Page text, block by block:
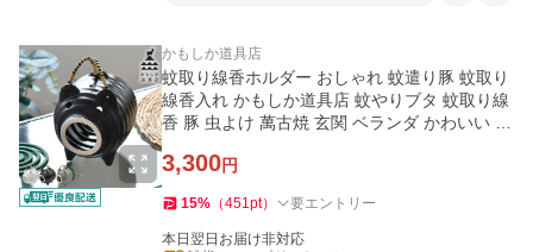
かもしか道具店
蚊取り線香ホルダー おしゃれ 蚊遣り豚 蚊取り
線香入れ かもしか道具店 蚊やりブタ 蚊取り線
香 豚 虫よけ 萬古焼 玄関 ベランダ かわいい 陶
3,300円
15% （451pt） 要エントリー
本日翌日お届け非対応